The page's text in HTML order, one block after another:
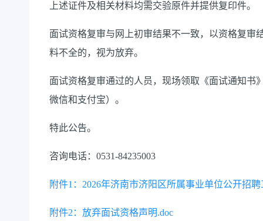
上述证件及相关材料均需交验原件并提供复印件。
面试资格复审与网上初审结果不一致，以资格复审
料不全的，视为放弃。
面试资格复审通过的人员，现场领取《面试通知书
微信和支付宝）。
特此公告。
咨询电话：0531-84235003
附件1：2026年济南市济阳区所属事业单位公开招
附件2：放弃面试资格声明.doc